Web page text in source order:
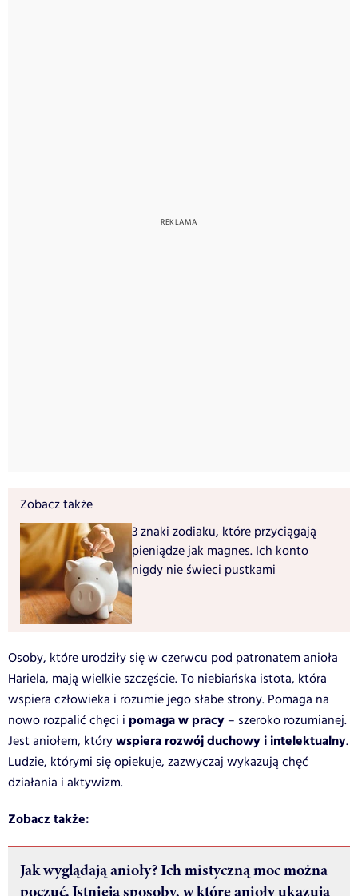
Zobacz także
3 znaki zodiaku, które przyciągają
pieniądze jak magnes. Ich konto
nigdy nie świeci pustkami
Osoby, które urodziły się w czerwcu pod patronatem anioła
Hariela, mają wielkie szczęście. To niebiańska istota, która
wspiera człowieka i rozumie jego słabe strony. Pomaga na
nowo rozpalić chęci i pomaga w pracy – szeroko rozumianej.
Jest aniołem, którywspiera rozwój duchowy i intelektualny.
Ludzie, którymi się opiekuje, zazwyczaj wykazują chęć
działania i aktywizm.
Zobacz także:
Jak wyglądają anioły? Ich mistyczną moc można
poczuć. Istnieją sposoby, w które anioły ukazują